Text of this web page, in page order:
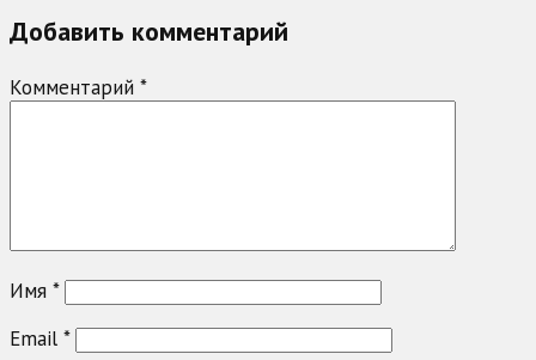
Добавить комментарий
Комментарий *
Имя *
Email *